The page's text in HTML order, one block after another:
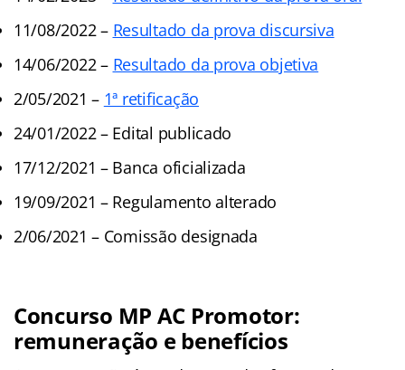
11/08/2022 – Resultado da prova discursiva
14/06/2022 – Resultado da prova objetiva
2/05/2021 – 1ª retificação
24/01/2022 – Edital publicado
17/12/2021 – Banca oficializada
19/09/2021 – Regulamento alterado
2/06/2021 – Comissão designada
Concurso MP AC Promotor:
remuneração e benefícios